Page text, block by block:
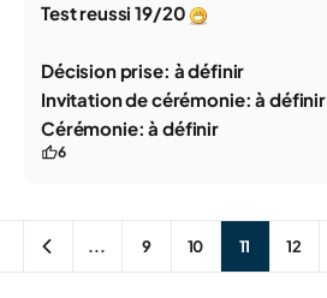
Test reussi 19/20
Décision prise: à définir
Invitation de cérémonie: à définir
Cérémonie: à définir
6
... 9 10 11 12